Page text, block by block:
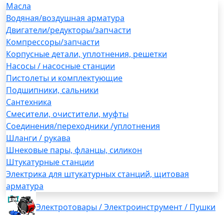
Масла
Водяная/воздушная арматура
Двигатели/редукторы/запчасти
Компрессоры/запчасти
Корпусные детали, уплотнения, решетки
Насосы / насосные станции
Пистолеты и комплектующие
Подшипники, сальники
Сантехника
Смесители, очистители, муфты
Соединения/переходники /уплотнения
Шланги / рукава
Шнековые пары, фланцы, силикон
Штукатурные станции
Электрика для штукатурных станций, щитовая
арматура
Электротовары / Электроинструмент / Пушки